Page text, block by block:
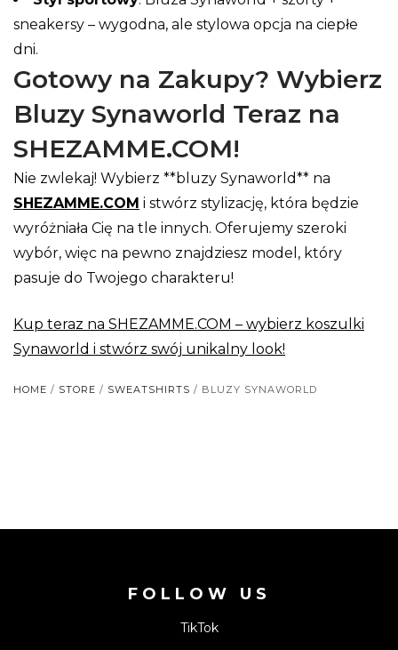
sneakersy – wygodna, ale stylowa opcja na ciepłe
dni.
Gotowy na Zakupy? Wybierz
Bluzy Synaworld Teraz na
SHEZAMME.COM!
Nie zwlekaj! Wybierz **bluzy Synaworld** na
SHEZAMME.COM i stwórz stylizację, która będzie
wyróżniała Cię na tle innych. Oferujemy szeroki
wybór, więc na pewno znajdziesz model, który
pasuje do Twojego charakteru!
Kup teraz na SHEZAMME.COM – wybierz koszulki
Synaworld i stwórz swój unikalny look!
HOME / STORE / SWEATSHIRTS / BLUZY SYNAWORLD
FOLLOW US
TikTok